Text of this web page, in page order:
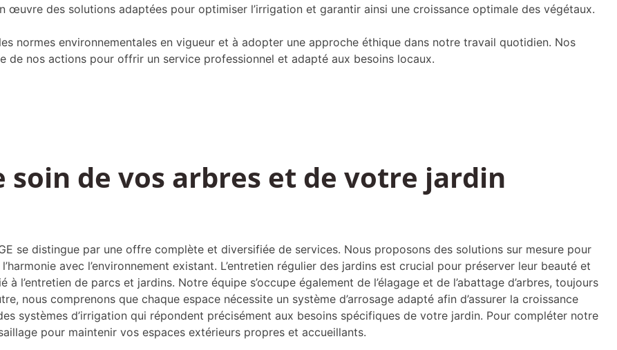
œuvre des solutions adaptées pour optimiser l’irrigation et garantir ainsi une croissance optimale des végétaux.
normes environnementales en vigueur et à adopter une approche éthique dans notre travail quotidien. Nos
nos actions pour offrir un service professionnel et adapté aux besoins locaux.
soin de vos arbres et de votre jardin
se distingue par une offre complète et diversifiée de services. Nous proposons des solutions sur mesure pour
avec l’environnement existant. L’entretien régulier des jardins est crucial pour préserver leur beauté et
l’entretien de parcs et jardins. Notre équipe s’occupe également de l’élagage et de l’abattage d’arbres, toujours
nous comprenons que chaque espace nécessite un système d’arrosage adapté afin d’assurer la croissance
systèmes d’irrigation qui répondent précisément aux besoins spécifiques de votre jardin. Pour compléter notre
pour maintenir vos espaces extérieurs propres et accueillants.